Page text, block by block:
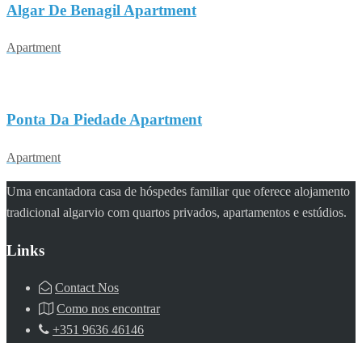
Algar De Benagil Apartment
Apartment
Ponta Da Piedade Apartment
Apartment
Uma encantadora casa de hóspedes familiar que oferece alojamento
tradicional algarvio com quartos privados, apartamentos e estúdios.
Links
Contact Nos
Como nos encontrar
+351 9636 46146